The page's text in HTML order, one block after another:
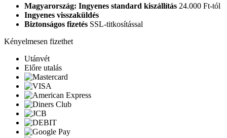
Magyarország: Ingyenes standard kiszállítás 24.000 Ft-tól
Ingyenes visszaküldés
Biztonságos fizetés SSL-titkosítással
Kényelmesen fizethet
Utánvét
Előre utalás